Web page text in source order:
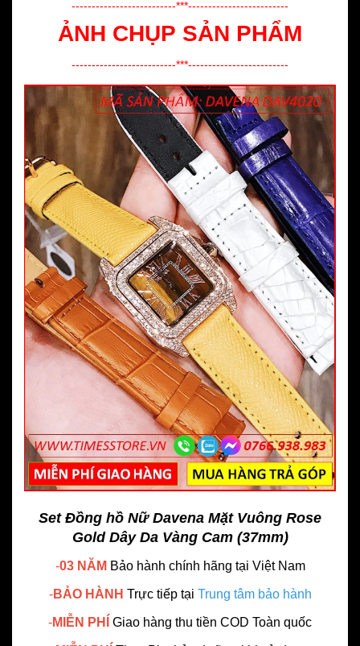
--------------------------***-------------------------
ẢNH CHỤP SẢN PHẨM
--------------------------***-------------------------
Set Đồng hồ Nữ Davena Mặt Vuông Rose
Gold Dây Da Vàng Cam (37mm)
-03 NĂM Bảo hành chính hãng tại Việt Nam
-BẢO HÀNH Trực tiếp tại Trung tâm bảo hành
-MIỄN PHÍ Giao hàng thu tiền COD Toàn quốc